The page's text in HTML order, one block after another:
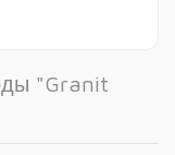
"Granit